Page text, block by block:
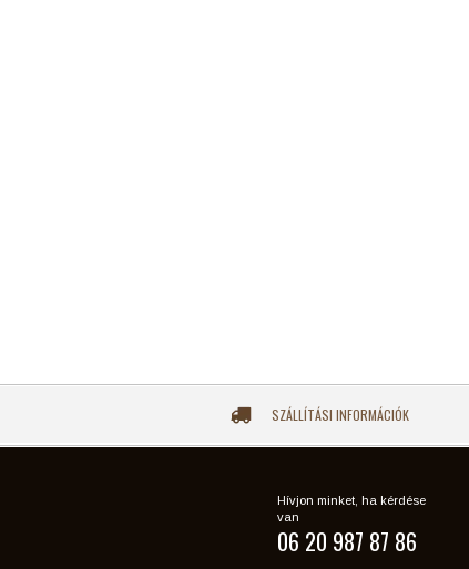
SZÁLLÍTÁSI INFORMÁCIÓK
Hívjon minket, ha kérdése
van
06 20 987 87 86